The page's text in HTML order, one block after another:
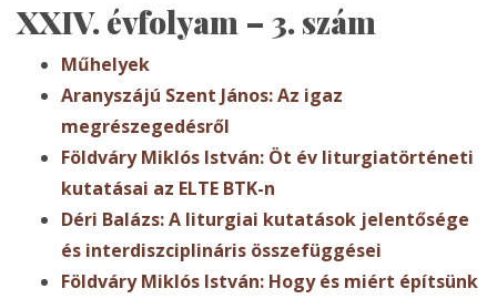
XXIV. évfolyam – 3. szám
Műhelyek
Aranyszájú Szent János: Az igaz
megrészegedésről
Földváry Miklós István: Öt év liturgiatörténeti
kutatásai az ELTE BTK-n
Déri Balázs: A liturgiai kutatások jelentősége
és interdiszciplináris összefüggései
Földváry Miklós István: Hogy és miért építsünk